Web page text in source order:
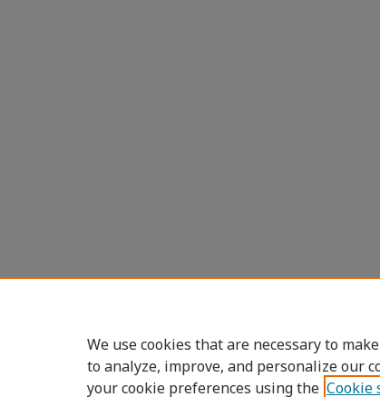
We use cookies that are necessary to
to analyze, improve, and personalize our
your cookie preferences using the Cookie